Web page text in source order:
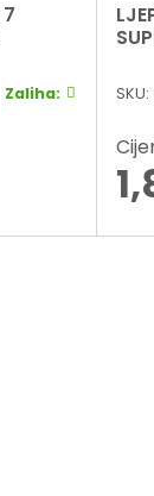
Zaliha: SKU: